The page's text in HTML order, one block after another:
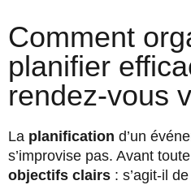
Comment
planifier
rendez-vous
La planification d’un
s’improvise pas. Avant
objectifs clairs : s’agit-il de